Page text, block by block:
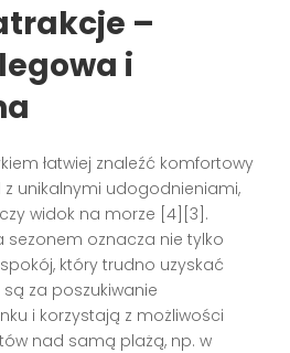
–
i
łatwiej znaleźć komfortowy
unikalnymi udogodnieniami,
widok na morze [4][3] .
oznacza nie tylko
który trudno uzyskać
za poszukiwanie
i korzystają z możliwości
nad samą plażą, np. w